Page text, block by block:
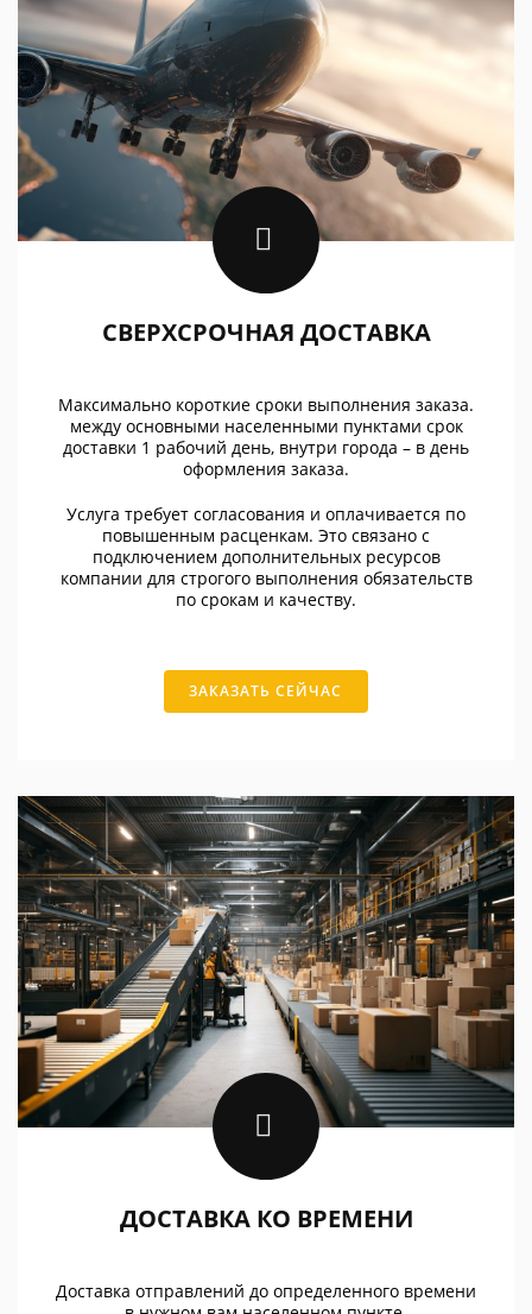
СВЕРХСРОЧНАЯ ДОСТАВКА
Максимально короткие сроки выполнения заказа.
между основными населенными пунктами срок
доставки 1 рабочий день, внутри города – в день
оформления заказа.
Услуга требует согласования и оплачивается по
повышенным расценкам. Это связано с
подключением дополнительных ресурсов
компании для строгого выполнения обязательств
по срокам и качеству.
ЗАКАЗАТЬ СЕЙЧАС
ДОСТАВКА КО ВРЕМЕНИ
Доставка отправлений до определенного времени